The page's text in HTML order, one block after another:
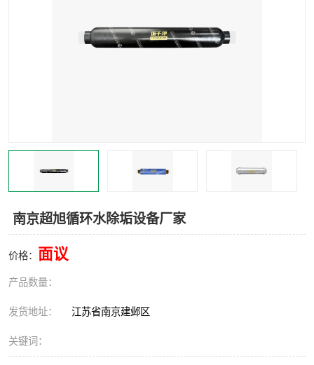
南京超旭循环水除垢设备厂家
价格： 面议
产品数量：
发货地址： 江苏省南京建邺区
关键词：
CPMR商用防垢器/家用防